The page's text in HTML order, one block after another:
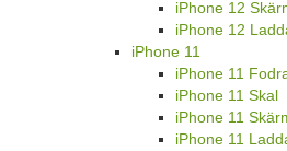
iPhone 12
iPhone 12
iPhone 11
iPhone 11
iPhone 11 Skal
iPhone 11
iPhone 11